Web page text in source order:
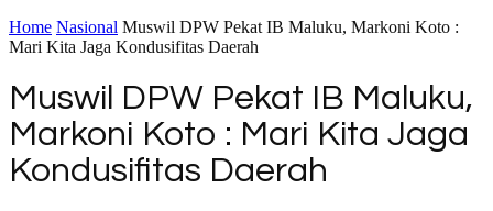
Home Nasional Muswil DPW Pekat IB Maluku, Markoni Koto :
Mari Kita Jaga Kondusifitas Daerah
Muswil DPW Pekat IB Maluku,
Markoni Koto : Mari Kita Jaga
Kondusifitas Daerah